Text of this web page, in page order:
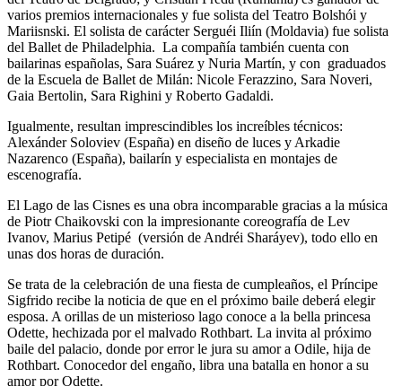
varios premios internacionales y fue solista del Teatro Bolshói y
Mariisnski. El solista de carácter Serguéi Iliín (Moldavia) fue solista
del Ballet de Philadelphia. La compañía también cuenta con
bailarinas españolas, Sara Suárez y Nuria Martín, y con graduados
de la Escuela de Ballet de Milán: Nicole Ferazzino, Sara Noveri,
Gaia Bertolin, Sara Righini y Roberto Gadaldi.
Igualmente, resultan imprescindibles los increíbles técnicos:
Alexánder Soloviev (España) en diseño de luces y Arkadie
Nazarenco (España), bailarín y especialista en montajes de
escenografía.
El Lago de las Cisnes es una obra incomparable gracias a la música
de Piotr Chaikovski con la impresionante coreografía de Lev
Ivanov, Marius Petipé (versión de Andréi Sharáyev), todo ello en
unas dos horas de duración.
Se trata de la celebración de una fiesta de cumpleaños, el Príncipe
Sigfrido recibe la noticia de que en el próximo baile deberá elegir
esposa. A orillas de un misterioso lago conoce a la bella princesa
Odette, hechizada por el malvado Rothbart. La invita al próximo
baile del palacio, donde por error le jura su amor a Odile, hija de
Rothbart. Conocedor del engaño, libra una batalla en honor a su
amor por Odette.